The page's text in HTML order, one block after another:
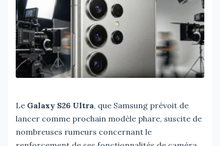
Le Galaxy S26 Ultra, que Samsung prévoit de
lancer comme prochain modèle phare, suscite de
nombreuses rumeurs concernant le